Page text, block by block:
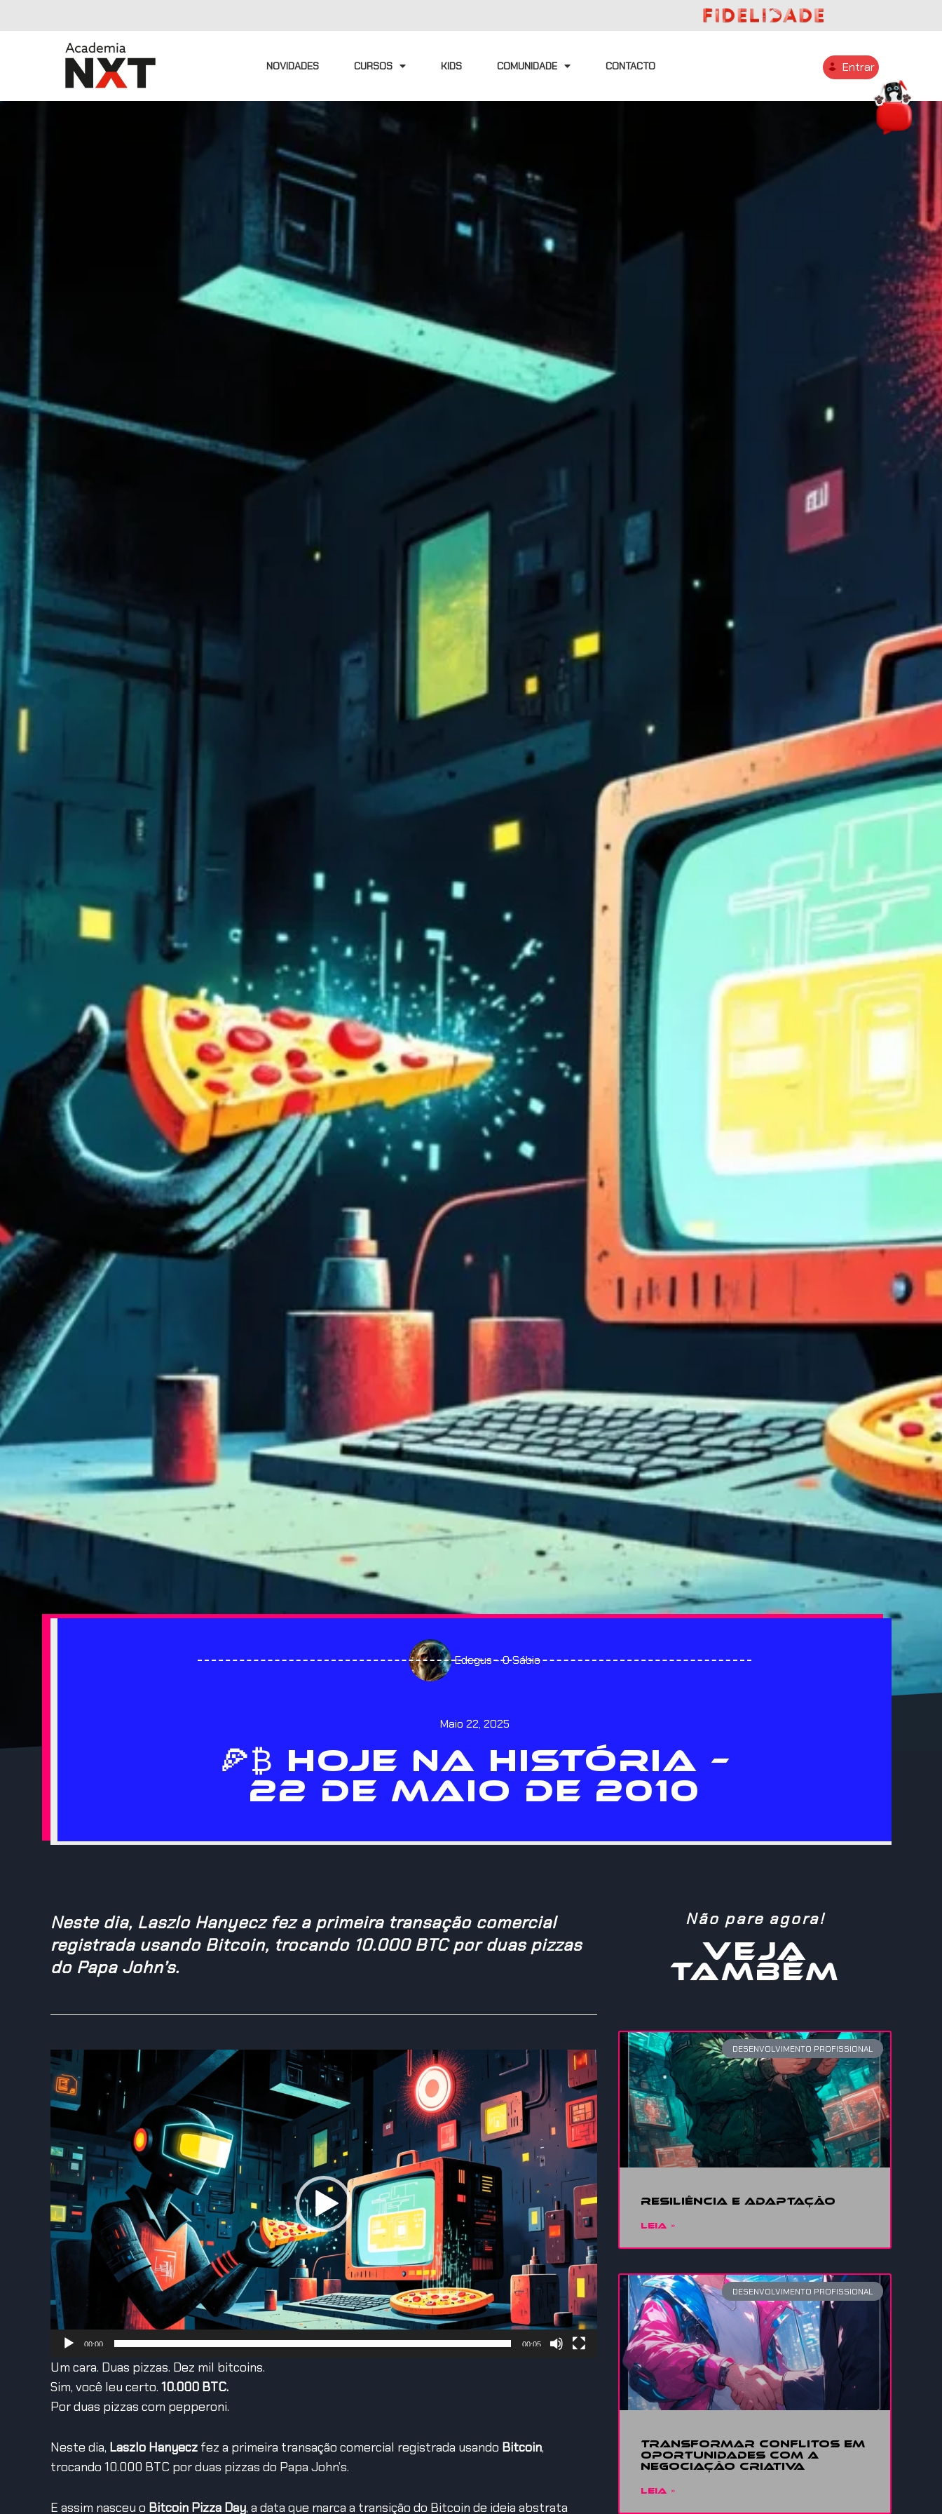
NOVIDADES CURSOS KIDS COMUNIDADE CONTACTO Entrar
Edegus - O Sábio
Maio 22, 2025
🍕₿ HOJE NA HISTÓRIA –
22 DE MAIO DE 2010
Neste dia, Laszlo Hanyecz fez a primeira transação comercial
registrada usando Bitcoin, trocando 10.000 BTC por duas pizzas
do Papa John’s.
Reprodutor
de
vídeo
00:00 00:05
Um cara. Duas pizzas. Dez mil bitcoins.
Sim, você leu certo. 10.000 BTC.
Por duas pizzas com pepperoni.
Neste dia, Laszlo Hanyecz fez a primeira transação comercial registrada usando Bitcoin,
trocando 10.000 BTC por duas pizzas do Papa John’s.
E assim nasceu o Bitcoin Pizza Day, a data que marca a transição do Bitcoin de ideia abstrata
Não pare agora!
VEJA
TAMBÉM
DESENVOLVIMENTO PROFISSIONAL
Resiliência e adaptação
LEIA »
DESENVOLVIMENTO PROFISSIONAL
Transformar conflitos em
oportunidades com a
Negociação Criativa
LEIA »